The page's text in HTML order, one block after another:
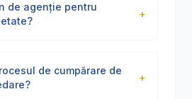
de agenție pentru
+
de cumpărare de
+